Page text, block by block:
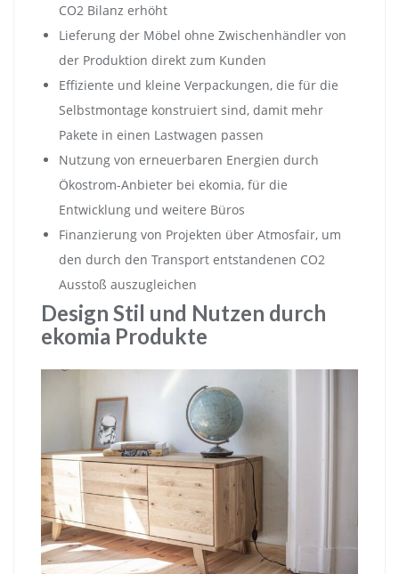
CO2 Bilanz erhöht
Lieferung der Möbel ohne Zwischenhändler von
der Produktion direkt zum Kunden
Effiziente und kleine Verpackungen, die für die
Selbstmontage konstruiert sind, damit mehr
Pakete in einen Lastwagen passen
Nutzung von erneuerbaren Energien durch
Ökostrom-Anbieter bei ekomia, für die
Entwicklung und weitere Büros
Finanzierung von Projekten über Atmosfair, um
den durch den Transport entstandenen CO2
Ausstoß auszugleichen
Design Stil und Nutzen durch
ekomia Produkte